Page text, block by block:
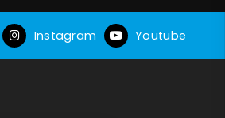
Instagram Youtube